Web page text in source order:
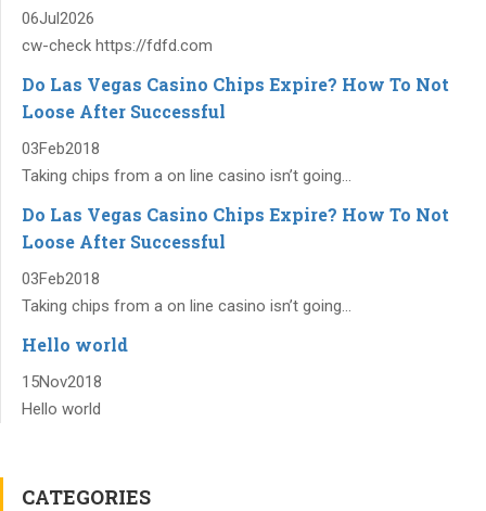
06Jul2026
cw-check https://fdfd.com
Do Las Vegas Casino Chips Expire? How To Not
Loose After Successful
03Feb2018
Taking chips from a on line casino isn’t going...
Do Las Vegas Casino Chips Expire? How To Not
Loose After Successful
03Feb2018
Taking chips from a on line casino isn’t going...
Hello world
15Nov2018
Hello world
CATEGORIES